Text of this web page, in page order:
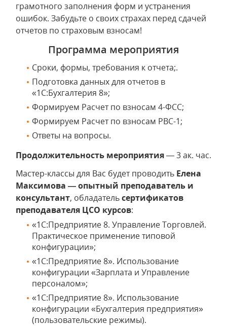
грамотного заполнения форм и устранения
ошибок. Забудьте о своих страхах перед сдачей
отчетов по страховым взносам!
Программа мероприятия
Сроки, формы, требования к отчета;.
Подготовка данных для отчетов в
«1С:Бухгалтерия 8»;
Формируем Расчет по взносам 4-ФСС;
Формируем Расчет по взносам РВС-1;
Ответы на вопросы.
Продолжительность мероприятия— 3 ак. час.
Мастер-классы для Вас будет проводить Елена
Максимова — опытный преподаватель и
консультант, обладательсертификатов
преподавателя ЦСО курсов:
«1C:Предприятие 8. Управление Торговлей.
Практическое применение типовой
конфигурации»;
«1С:Предприятие 8». Использование
конфигурации «Зарплата и Управление
персоналом»;
«1С:Предприятие 8». Использование
конфигурации «Бухгалтерия предприятия»
(пользовательские режимы).